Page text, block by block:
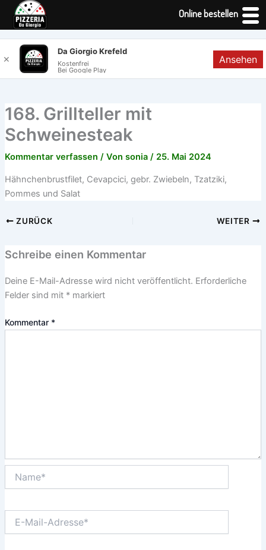
Inhalt
springen
168. Grillteller mit
Schweinesteak
Kommentar verfassen / Von sonia / 25. Mai 2024
Hähnchenbrustfilet, Cevapcici, gebr. Zwiebeln, Tzatziki,
Pommes und Salat
ZURÜCK WEITER
Schreibe einen Kommentar
Deine E-Mail-Adresse wird nicht veröffentlicht. Erforderliche
Felder sind mit *markiert
Kommentar *
Mail-
Online bestellen
✕
Da Giorgio Krefeld
Kostenfrei
Bei Google Play
Ansehen